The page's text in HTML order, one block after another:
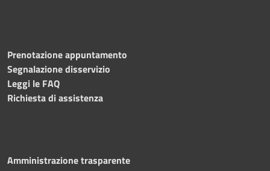
Prenotazione appuntamento
Segnalazione disservizio
Leggi le FAQ
Richiesta di assistenza
Amministrazione trasparente